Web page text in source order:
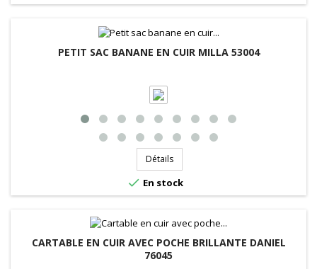
PETIT SAC BANANE EN CUIR MILLA 53004
Détails
 En stock
CARTABLE EN CUIR AVEC POCHE BRILLANTE DANIEL
76045